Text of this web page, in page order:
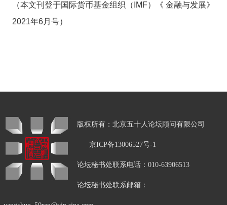
（本文刊登于国际货币基金组织（IMF）《 金融与发展》
2021年6月号）
版权所有：北京五十人论坛顾问有限公司
京ICP备13006527号-1
论坛秘书处联系电话：010-63906513
论坛秘书处联系邮箱：